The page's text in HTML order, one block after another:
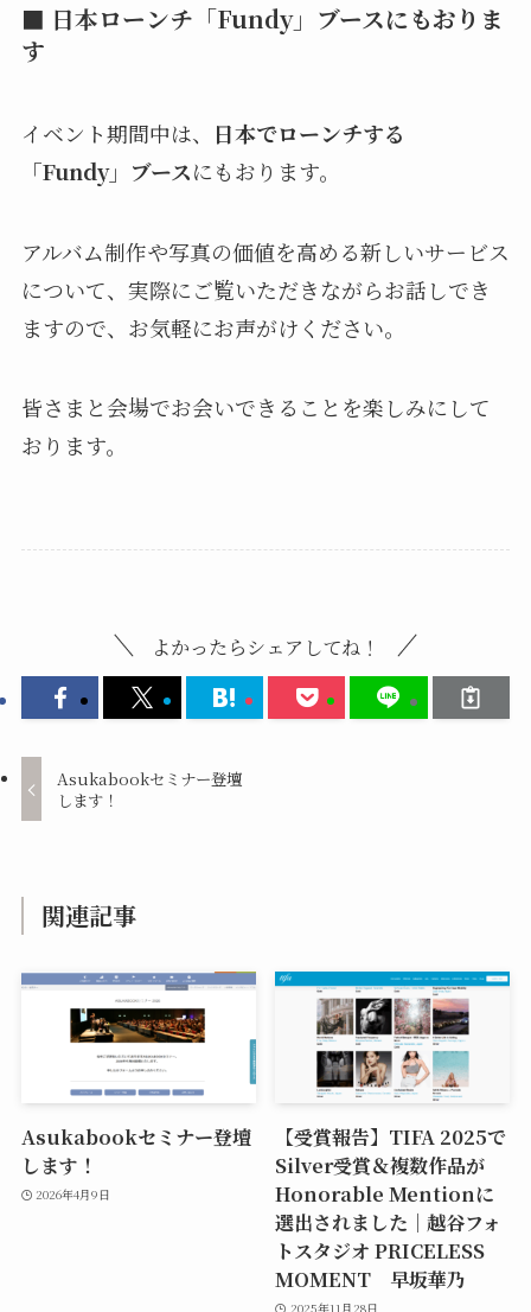
■ 日本ローンチ「Fundy」ブースにもおりま
す
イベント期間中は、
日本でローンチする
「Fundy」ブースにもおります。
アルバム制作や写真の価値を高める新しいサービス
について、実際にご覧いただきながらお話しでき
ますので、お気軽にお声がけください。
皆さまと会場でお会いできることを楽しみにして
おります。
よかったらシェアしてね！
Asukabookセミナー登壇
します！
関連記事
Asukabookセミナー登壇
します！
2026年4月9日
【受賞報告】TIFA 2025で
Silver受賞＆複数作品が
Honorable Mentionに
選出されました｜越谷フォ
トスタジオ PRICELESS
MOMENT 早坂華乃
2025年11月28日